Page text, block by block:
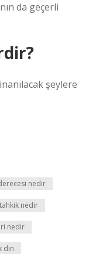
da geçerli
şeylere
nedir
nedir
nedir
din